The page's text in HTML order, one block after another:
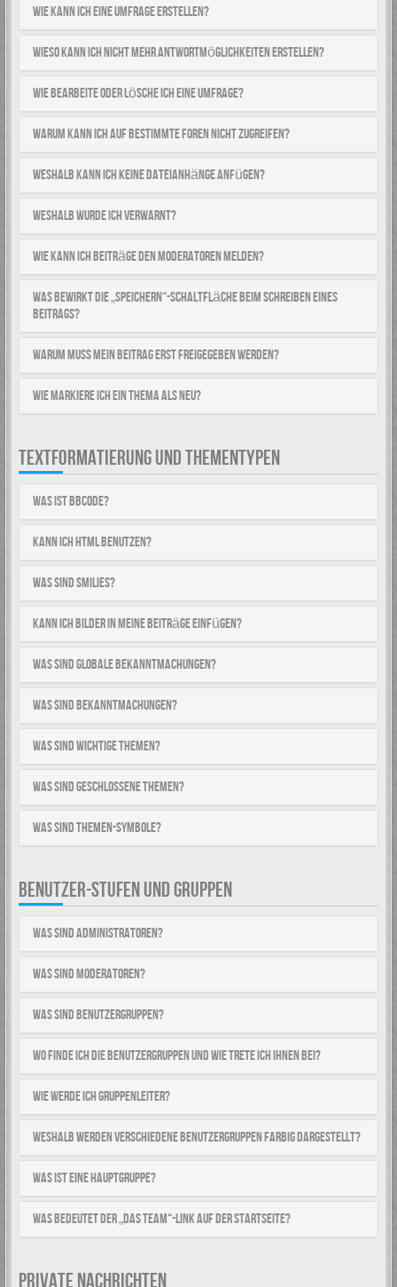
Wie kann ich eine Umfrage erstellen?
Wieso kann ich nicht mehr Antwortmöglichkeiten erstellen?
Wie bearbeite oder lösche ich eine Umfrage?
Warum kann ich auf bestimmte Foren nicht zugreifen?
Weshalb kann ich keine Dateianhänge anfügen?
Weshalb wurde ich verwarnt?
Wie kann ich Beiträge den Moderatoren melden?
Was bewirkt die „Speichern“-Schaltfläche beim Schreiben eines
Beitrags?
Warum muss mein Beitrag erst freigegeben werden?
Wie markiere ich ein Thema als neu?
TEXTFORMATIERUNG UND THEMENTYPEN
Was ist BBCode?
Kann ich HTML benutzen?
Was sind Smilies?
Kann ich Bilder in meine Beiträge einfügen?
Was sind globale Bekanntmachungen?
Was sind Bekanntmachungen?
Was sind wichtige Themen?
Was sind geschlossene Themen?
Was sind Themen-Symbole?
BENUTZER-STUFEN UND GRUPPEN
Was sind Administratoren?
Was sind Moderatoren?
Was sind Benutzergruppen?
Wo finde ich die Benutzergruppen und wie trete ich ihnen bei?
Wie werde ich Gruppenleiter?
Weshalb werden verschiedene Benutzergruppen farbig dargestellt?
Was ist eine Hauptgruppe?
Was bedeutet der „Das Team“-Link auf der Startseite?
PRIVATE NACHRICHTEN